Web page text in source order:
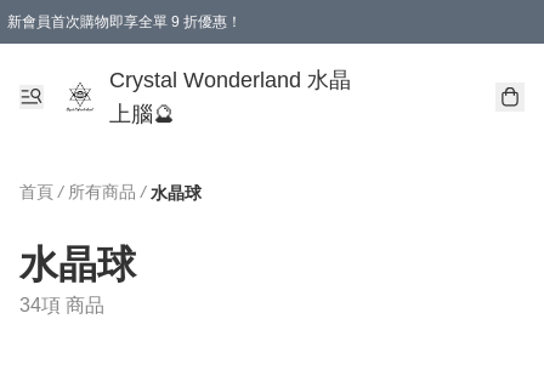
新會員首次購物即享全單 9 折優惠！
Crystal Wonderland 水晶
上腦🔮
首頁 / 所有商品 / 水晶球
水晶球
34項 商品